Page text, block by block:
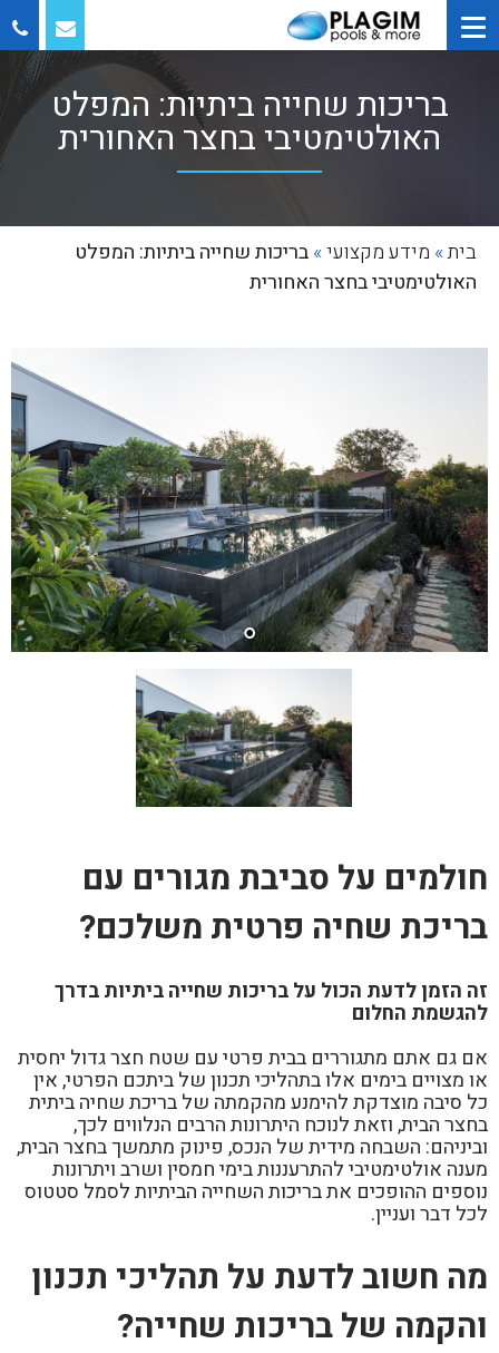
בריכות שחייה ביתיות: המפלט
האולטימטיבי בחצר האחורית
בית» מידע מקצועי»בריכות שחייה ביתיות: המפלט
האולטימטיבי בחצר האחורית
חולמים על סביבת מגורים עם
בריכת שחיה פרטית משלכם?
זה הזמן לדעת הכול על בריכות שחייה ביתיות בדרך
להגשמת החלום
אם גם אתם מתגוררים בבית פרטי עם שטח חצר גדול יחסית
או מצויים בימים אלו בתהליכי תכנון של ביתכם הפרטי, אין
כל סיבה מוצדקת להימנע מהקמתה של בריכת שחיה ביתית
בחצר הבית, וזאת לנוכח היתרונות הרבים הנלווים לכך,
וביניהם: השבחה מידית של הנכס, פינוק מתמשך בחצר הבית,
מענה אולטימטיבי להתרעננות בימי חמסין ושרב ויתרונות
נוספים ההופכים את בריכות השחייה הביתיות לסמל סטטוס
לכל דבר ועניין.
מה חשוב לדעת על תהליכי תכנון
והקמה של בריכות שחייה?